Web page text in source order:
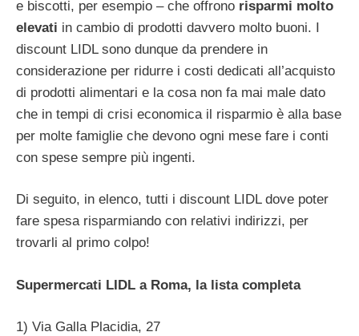
e biscotti, per esempio – che offrono risparmi molto
elevati in cambio di prodotti davvero molto buoni. I
discount LIDL sono dunque da prendere in
considerazione per ridurre i costi dedicati all’acquisto
di prodotti alimentari e la cosa non fa mai male dato
che in tempi di crisi economica il risparmio è alla base
per molte famiglie che devono ogni mese fare i conti
con spese sempre più ingenti.
Di seguito, in elenco, tutti i discount LIDL dove poter
fare spesa risparmiando con relativi indirizzi, per
trovarli al primo colpo!
Supermercati LIDL a Roma, la lista completa
1) Via Galla Placidia, 27